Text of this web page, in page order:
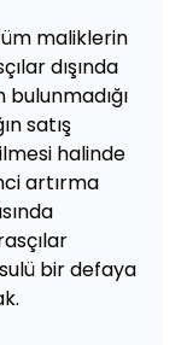
maliklerin
dışında
satış
halinde
artırma
bir defaya